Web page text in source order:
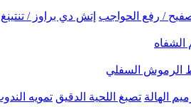
/ رفع الحواجب إتش دي براوز /
الشفاه
الرموش السفلي
الهالة تصبغ اللحية الدقيق تمويه